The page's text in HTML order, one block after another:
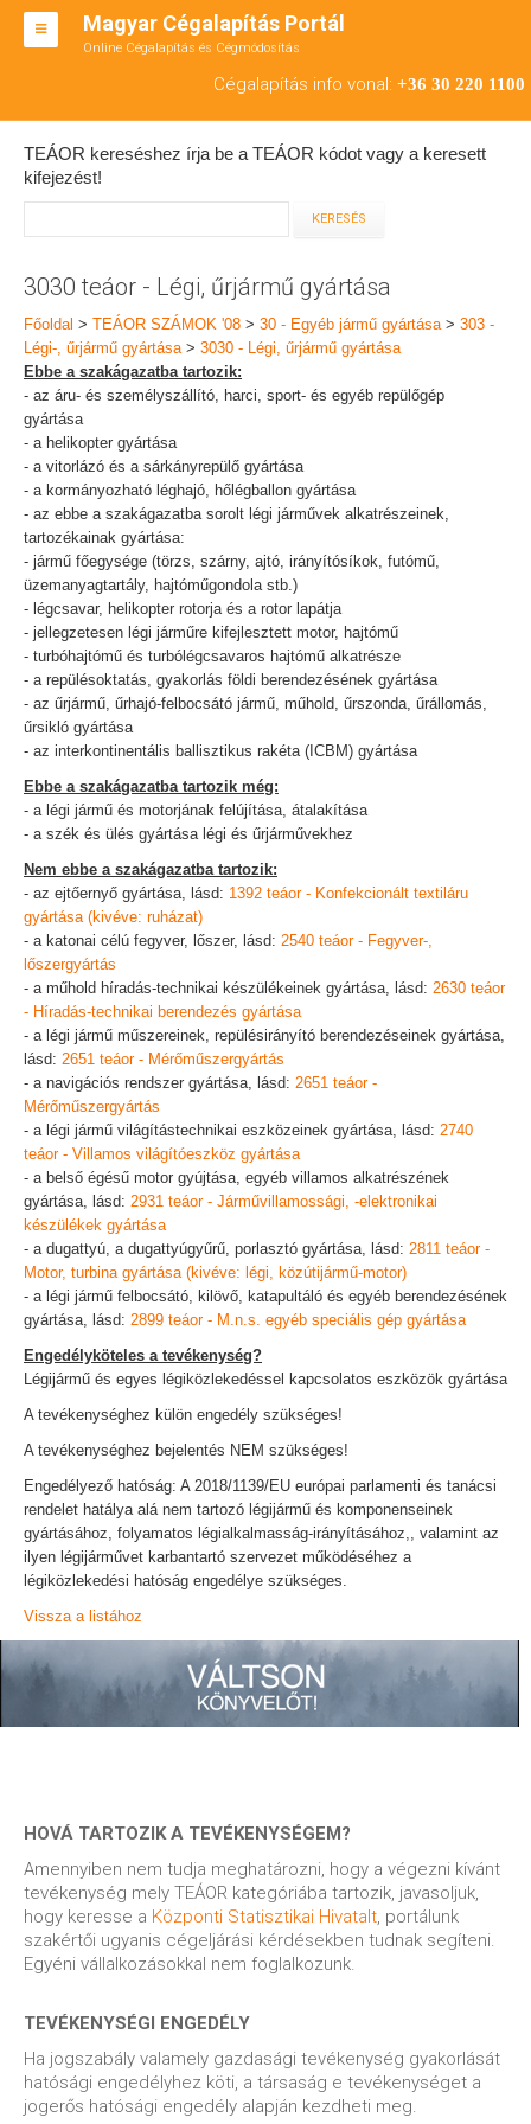
Magyar Cégalapítás Portál
Online Cégalapítás és Cégmódosítás
Cégalapítás info vonal: +36 30 220 1100
BT ALAPÍTÁS
RT ALAPÍTÁS
TEÁOR SZÁMOK '08
ENGEDÉLYKÖTELES
KAPCSOLAT
IRODÁK
TEÁOR kereséshez írja be a TEÁOR kódot vagy a keresett
kifejezést!
3030 teáor - Légi, űrjármű gyártása
Főoldal > TEÁOR SZÁMOK '08 > 30 - Egyéb jármű gyártása> 303 -
Légi-, űrjármű gyártása> 3030 - Légi, űrjármű gyártása
Ebbe a szakágazatba tartozik:
- az áru- és személyszállító, harci, sport- és egyéb repülőgép
gyártása
- a helikopter gyártása
- a vitorlázó és a sárkányrepülő gyártása
- a kormányozható léghajó, hőlégballon gyártása
- az ebbe a szakágazatba sorolt légi járművek alkatrészeinek,
tartozékainak gyártása:
- jármű főegysége (törzs, szárny, ajtó, irányítósíkok, futómű,
üzemanyagtartály, hajtóműgondola stb.)
- légcsavar, helikopter rotorja és a rotor lapátja
- jellegzetesen légi járműre kifejlesztett motor, hajtómű
- turbóhajtómű és turbólégcsavaros hajtómű alkatrésze
- a repülésoktatás, gyakorlás földi berendezésének gyártása
- az űrjármű, űrhajó-felbocsátó jármű, műhold, űrszonda, űrállomás,
űrsikló gyártása
- az interkontinentális ballisztikus rakéta (ICBM) gyártása
Ebbe a szakágazatba tartozik még:
- a légi jármű és motorjának felújítása, átalakítása
- a szék és ülés gyártása légi és űrjárművekhez
Nem ebbe a szakágazatba tartozik:
- az ejtőernyő gyártása, lásd: 1392 teáor - Konfekcionált textiláru
gyártása (kivéve: ruházat)
- a katonai célú fegyver, lőszer, lásd: 2540 teáor - Fegyver-,
lőszergyártás
- a műhold híradás-technikai készülékeinek gyártása, lásd: 2630 teáor
- Híradás-technikai berendezés gyártása
- a légi jármű műszereinek, repülésirányító berendezéseinek gyártása,
lásd: 2651 teáor - Mérőműszergyártás
- a navigációs rendszer gyártása, lásd: 2651 teáor -
Mérőműszergyártás
- a légi jármű világítástechnikai eszközeinek gyártása, lásd: 2740
teáor - Villamos világítóeszköz gyártása
- a belső égésű motor gyújtása, egyéb villamos alkatrészének
gyártása, lásd: 2931 teáor - Járművillamossági, -elektronikai
készülékek gyártása
- a dugattyú, a dugattyúgyűrű, porlasztó gyártása, lásd: 2811 teáor -
Motor, turbina gyártása (kivéve: légi, közútijármű-motor)
- a légi jármű felbocsátó, kilövő, katapultáló és egyéb berendezésének
gyártása, lásd: 2899 teáor - M.n.s. egyéb speciális gép gyártása
Engedélyköteles a tevékenység?
Légijármű és egyes légiközlekedéssel kapcsolatos eszközök gyártása
A tevékenységhez külön engedély szükséges!
A tevékenységhez bejelentés NEM szükséges!
Engedélyező hatóság: A 2018/1139/EU európai parlamenti és tanácsi
rendelet hatálya alá nem tartozó légijármű és komponenseinek
gyártásához, folyamatos légialkalmasság-irányításához,, valamint az
ilyen légijárművet karbantartó szervezet működéséhez a
légiközlekedési hatóság engedélye szükséges.
Vissza a listához
HOVÁ TARTOZIK A TEVÉKENYSÉGEM?
Amennyiben nem tudja meghatározni, hogy a végezni kívánt
tevékenység mely TEÁOR kategóriába tartozik, javasoljuk,
hogy keresse a Központi Statisztikai Hivatalt , portálunk
szakértői ugyanis cégeljárási kérdésekben tudnak segíteni.
Egyéni vállalkozásokkal nem foglalkozunk.
TEVÉKENYSÉGI ENGEDÉLY
Ha jogszabály valamely gazdasági tevékenység gyakorlását
hatósági engedélyhez köti, a társaság e tevékenységet a
jogerős hatósági engedély alapján kezdheti meg.